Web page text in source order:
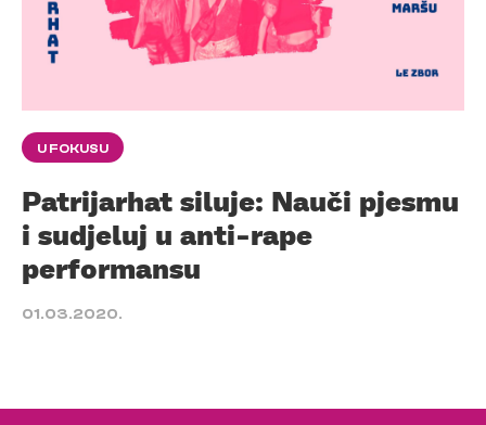
U FOKUSU
Patrijarhat siluje: Nauči pjesmu
i sudjeluj u anti-rape
performansu
01.03.2020.